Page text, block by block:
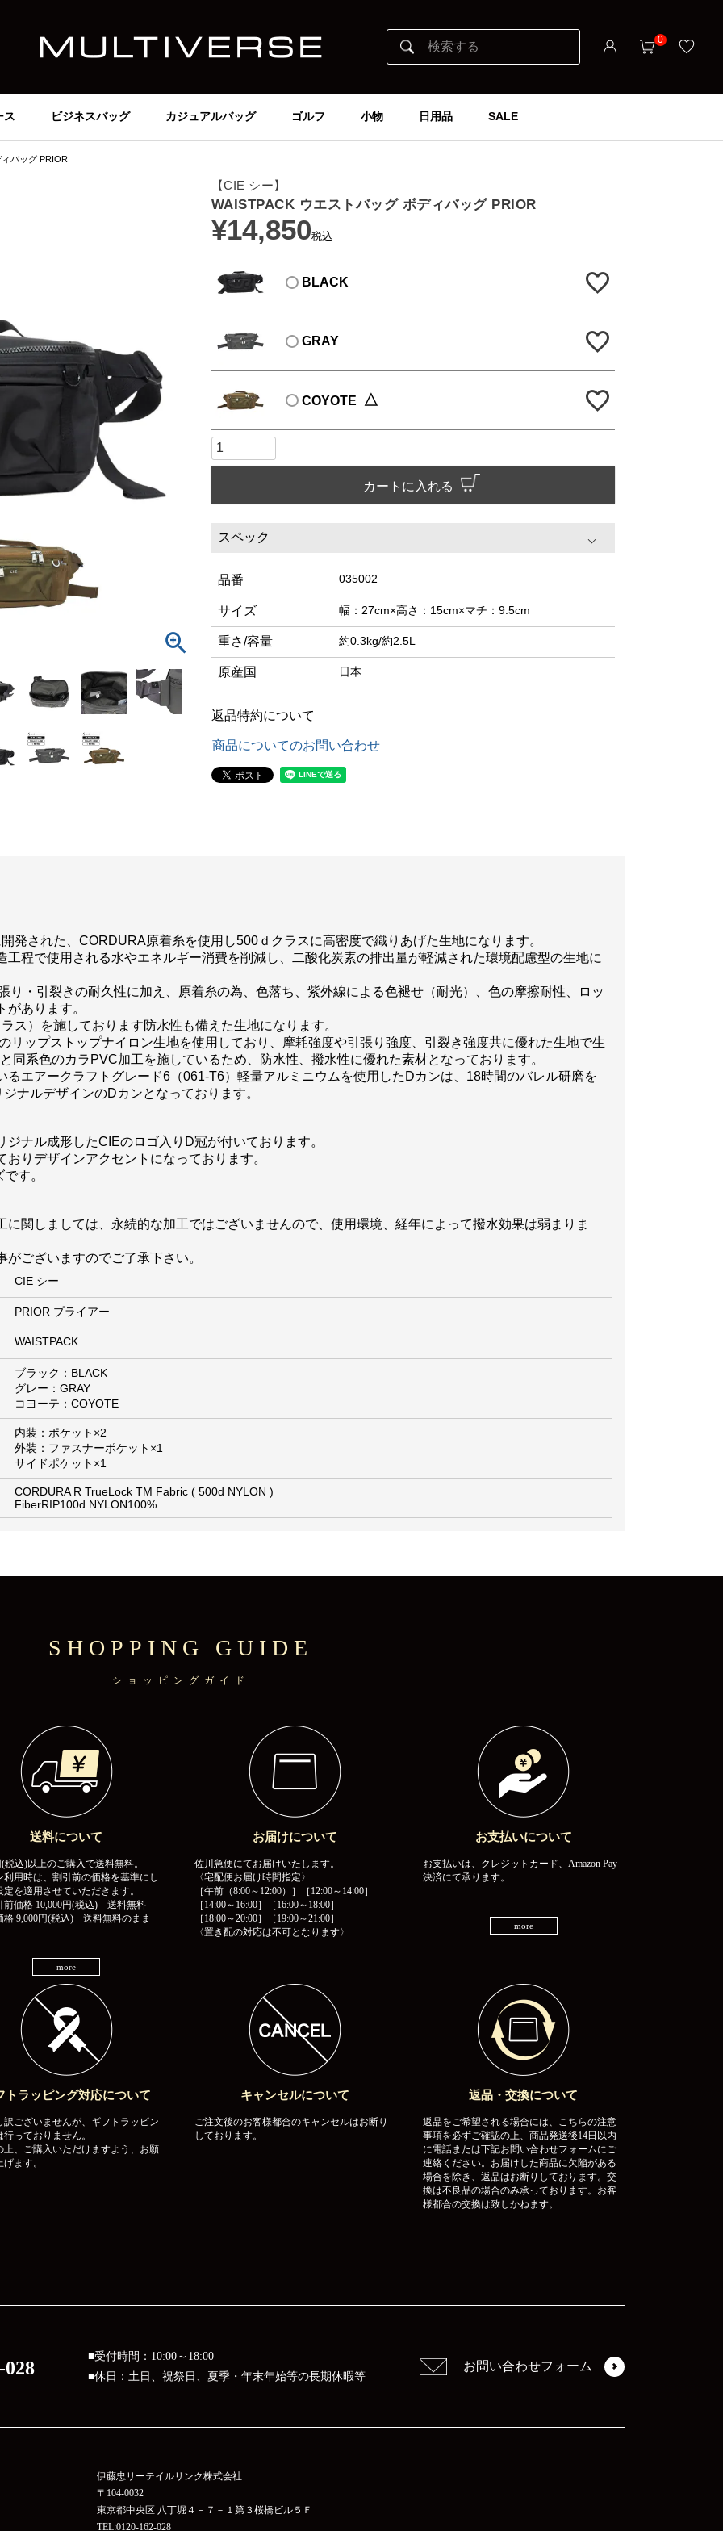
0
ス ビジネスバッグ カジュアルバッグ ゴルフ 小物 日用品 SALE
バッグ PRIOR
【CIE シー】
WAISTPACK ウエストバッグ ボディバッグ PRIOR
¥14,850税込
BLACK
GRAY
COYOTE △
カートに入れる
スペック
品番 035002
サイズ 幅：27cm×高さ：15cm×マチ：9.5cm
重さ/容量 約0.3kg/約2.5L
原産国 日本
返品特約について
商品についてのお問い合わせ
発された、CORDURA原着糸を使用し500ｄクラスに高密度で織りあげた生地になります。
程で使用される水やエネルギー消費を削減し、二酸化炭素の排出量が軽減された環境配慮型の生地に
り・引裂きの耐久性に加え、原着糸の為、色落ち、紫外線による色褪せ（耐光）、色の摩擦耐性、ロッ
あります。
ス）を施しております防水性も備えた生地になります。
リップストップナイロン生地を使用しており、摩耗強度や引張り強度、引裂き強度共に優れた生地で生
同系色のカラPVC加工を施しているため、防水性、撥水性に優れた素材となっております。
エアークラフトグレード6（061-T6）軽量アルミニウムを使用したDカンは、18時間のバレル研磨を
ナルデザインのDカンとなっております。
ナル成形したCIEのロゴ入りD冠が付いております。
りデザインアクセントになっております。
す。
関しましては、永続的な加工ではございませんので、使用環境、経年によって撥水効果は弱まりま
ございますのでご了承下さい。
CIE シー
PRIOR プライアー
WAISTPACK
ブラック：BLACK
グレー：GRAY
コヨーテ：COYOTE
内装：ポケット×2
外装：ファスナーポケット×1
サイドポケット×1
CORDURA R TrueLock TM Fabric ( 500d NYLON )
FiberRIP100d NYLON100%
SHOPPING GUIDE
ショッピングガイド
送料について
(税込)以上のご購入で送料無料。
利用時は、割引前の価格を基準にし
定を適用させていただきます。
前価格 10,000円(税込) 送料無料
格 9,000円(税込) 送料無料のまま
more
お届けについて
佐川急便にてお届けいたします。
〈宅配便お届け時間指定〉
［午前（8:00～12:00）］［12:00～14:00］
［14:00～16:00］［16:00～18:00］
［18:00～20:00］［19:00～21:00］
〈置き配の対応は不可となります〉
お支払いについて
お支払いは、クレジットカード、Amazon Pay
決済にて承ります。
more
トラッピング対応について
訳ございませんが、ギフトラッピン
行っておりません。
上、ご購入いただけますよう、お願
ます。
キャンセルについて
ご注文後のお客様都合のキャンセルはお断り
しております。
返品・交換について
返品をご希望される場合には、こちらの注意
事項を必ずご確認の上、商品発送後14日以内
に電話または下記お問い合わせフォームにご
連絡ください。お届けした商品に欠陥がある
場合を除き、返品はお断りしております。交
換は不良品の場合のみ承っております。お客
様都合の交換は致しかねます。
028
■受付時間：10:00～18:00
■休日：土日、祝祭日、夏季・年末年始等の長期休暇等
お問い合わせフォーム
伊藤忠リーテイルリンク株式会社
〒104-0032
東京都中央区 八丁堀４－７－１第３桜橋ビル５Ｆ
TEL:0120-162-028